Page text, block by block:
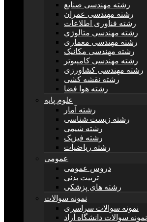
رشته مهندسی صنایع
رشته مهندسی عمران
رشته فناوری اطلاعات
رشته مهندسي متالوژي
رشته مهندسی معماری
رشته مهندسی مکانیک
رشته مهندسی کامپیوتر
رشته مهندسی کشاورزی
رشته نقشه کشی
رشته هوا فضا
علوم پایه
رشته آمار
رشته زیست شناسی
رشته شیمی
رشته فیزیک
رشته ریاضیات
عمومی
دروس عمومی
تربیت بدنی
رشته های پزشکی
نمونه سوالات
نمونه سوالات سراسری
نمونه سوالات دانشگاه آزاد